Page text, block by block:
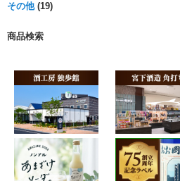
その他(19)
商品検索